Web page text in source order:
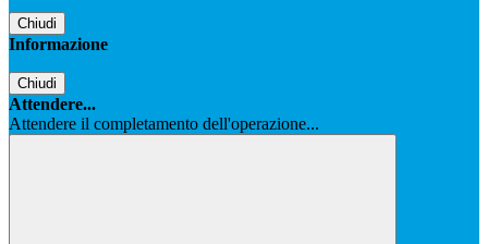
Chiudi
Informazione
Chiudi
Attendere...
Attendere il completamento dell'operazione...